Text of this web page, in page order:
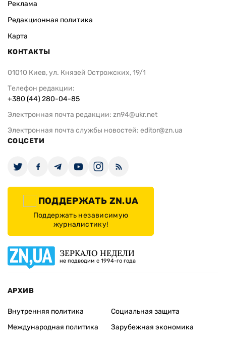
Реклама
Редакционная политика
Карта
КОНТАКТЫ
01010 Киев, ул. Князей Острожских, 19/1
Телефон редакции:
+380 (44) 280-04-85
Электронная почта редакции: zn94@ukr.net
Электронная почта службы новостей: editor@zn.ua
СОЦСЕТИ
ПОДДЕРЖАТЬ ZN.UA
Поддержать независимую
журналистику!
ЗЕРКАЛО НЕДЕЛИ
не подводим с 1994-го года
АРХИВ
Внутренняя политика
Международная политика
Социальная защита
Зарубежная экономика